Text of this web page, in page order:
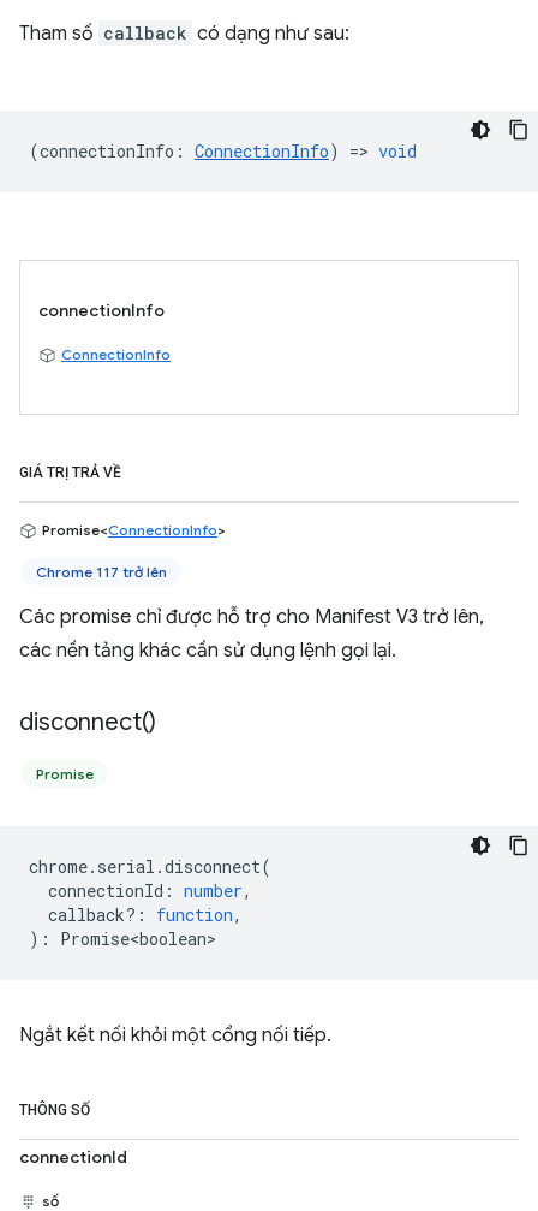
Tham số callback có dạng như sau:
(connectionInfo : ConnectionInfo) => void
connectionInfo
ConnectionInfo
GIÁ TRỊ TRẢ VỀ
Promise<ConnectionInfo>
Chrome 117 trở lên
Các promise chỉ được hỗ trợ cho Manifest V3 trở lên,
các nền tảng khác cần sử dụng lệnh gọi lại.
disconnect()
Promise
chrome. serial .disconnect(
connectionId : number,
callback? : function,
) : Promise<boolean>
Ngắt kết nối khỏi một cổng nối tiếp.
THÔNG SỐ
connectionId
số